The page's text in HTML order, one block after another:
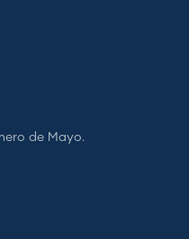
de Mayo.